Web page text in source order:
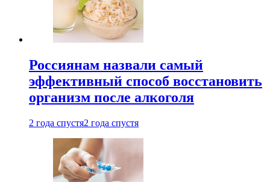
Россиянам назвали самый
эффективный способ восстановить
организм после алкоголя
2 года спустя2 года спустя